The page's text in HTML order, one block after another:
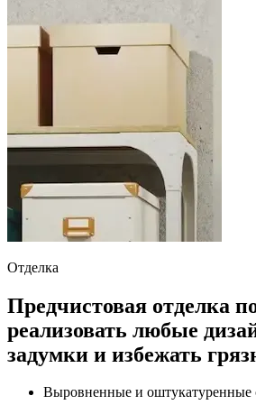
Отделка
Предчистовая отделка
реализовать любые
задумки и избежать
Выровненные и оштукатуренные